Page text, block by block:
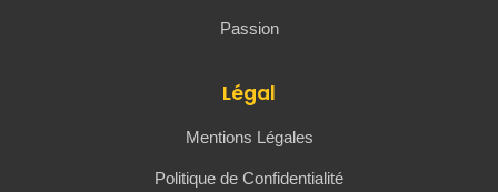
Passion
Légal
Mentions Légales
Politique de Confidentialité